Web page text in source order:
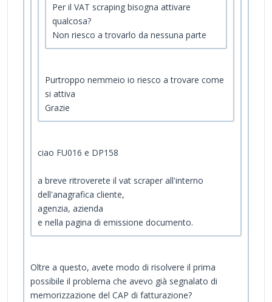
Per il VAT scraping bisogna attivare
qualcosa?
Non riesco a trovarlo da nessuna parte
Purtroppo nemmeio io riesco a trovare come
si attiva
Grazie
ciao FU016 e DP158
a breve ritroverete il vat scraper all'interno
dell'anagrafica cliente,
agenzia, azienda
e nella pagina di emissione documento.
Oltre a questo, avete modo di risolvere il prima
possibile il problema che avevo già segnalato di
memorizzazione del CAP di fatturazione?